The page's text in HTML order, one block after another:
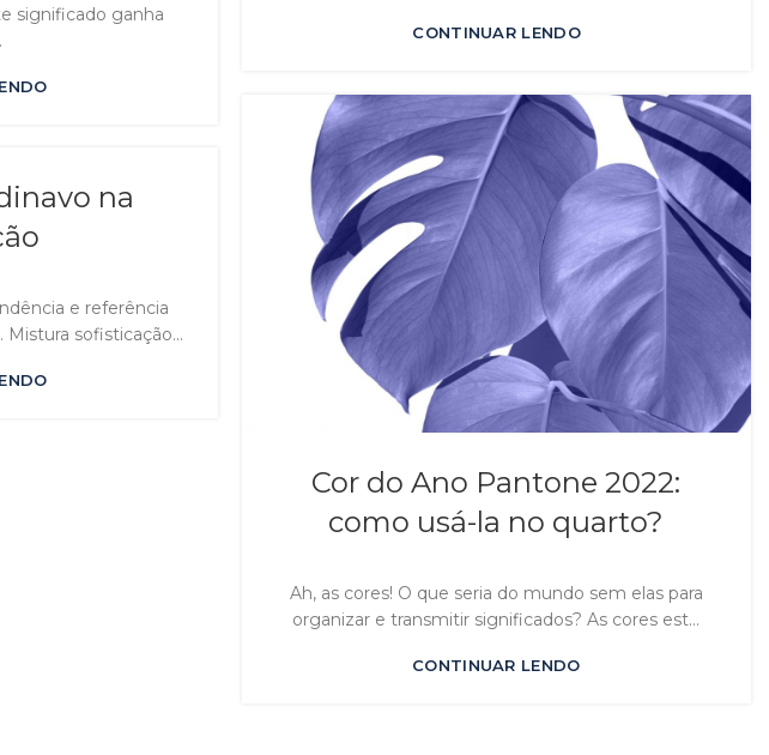
significado ganha
CONTINUAR LENDO
Cor do Ano Pantone 2022:
como usá-la no quarto?
Ah, as cores! O que seria do mundo sem elas para
organizar e transmitir significados? As cores est...
CONTINUAR LENDO
na
e referência
sofisticação...